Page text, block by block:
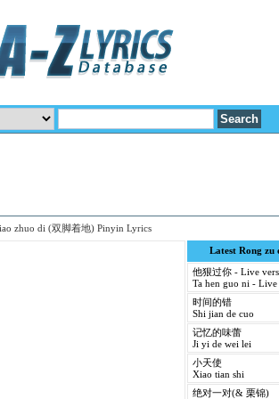
zhuo di (双脚着地) Pinyin Lyrics
Latest Rong zu
他狠过你 - Live
Ta hen guo ni - Live
时间的错
Shi jian de cuo
记忆的味蕾
Ji yi de wei lei
小天使
Xiao tian shi
绝对一对(& 栗锦)